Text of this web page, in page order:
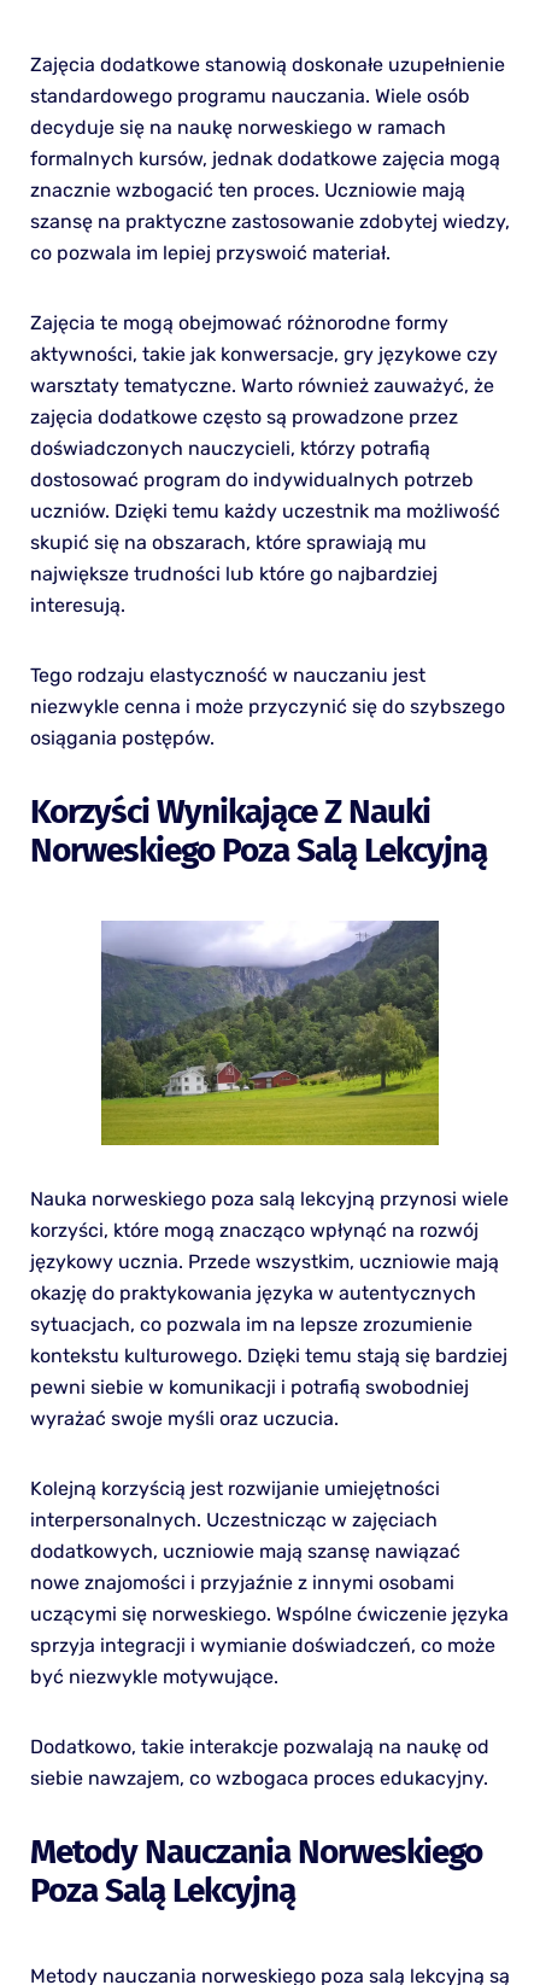
Zajęcia dodatkowe stanowią doskonałe uzupełnienie
standardowego programu nauczania. Wiele osób
decyduje się na naukę norweskiego w ramach
formalnych kursów, jednak dodatkowe zajęcia mogą
znacznie wzbogacić ten proces. Uczniowie mają
szansę na praktyczne zastosowanie zdobytej wiedzy,
co pozwala im lepiej przyswoić materiał.
Zajęcia te mogą obejmować różnorodne formy
aktywności, takie jak konwersacje, gry językowe czy
warsztaty tematyczne. Warto również zauważyć, że
zajęcia dodatkowe często są prowadzone przez
doświadczonych nauczycieli, którzy potrafią
dostosować program do indywidualnych potrzeb
uczniów. Dzięki temu każdy uczestnik ma możliwość
skupić się na obszarach, które sprawiają mu
największe trudności lub które go najbardziej
interesują.
Tego rodzaju elastyczność w nauczaniu jest
niezwykle cenna i może przyczynić się do szybszego
osiągania postępów.
Korzyści Wynikające Z Nauki
Norweskiego Poza Salą Lekcyjną
Nauka norweskiego poza salą lekcyjną przynosi wiele
korzyści, które mogą znacząco wpłynąć na rozwój
językowy ucznia. Przede wszystkim, uczniowie mają
okazję do praktykowania języka w autentycznych
sytuacjach, co pozwala im na lepsze zrozumienie
kontekstu kulturowego. Dzięki temu stają się bardziej
pewni siebie w komunikacji i potrafią swobodniej
wyrażać swoje myśli oraz uczucia.
Kolejną korzyścią jest rozwijanie umiejętności
interpersonalnych. Uczestnicząc w zajęciach
dodatkowych, uczniowie mają szansę nawiązać
nowe znajomości i przyjaźnie z innymi osobami
uczącymi się norweskiego. Wspólne ćwiczenie języka
sprzyja integracji i wymianie doświadczeń, co może
być niezwykle motywujące.
Dodatkowo, takie interakcje pozwalają na naukę od
siebie nawzajem, co wzbogaca proces edukacyjny.
Metody Nauczania Norweskiego
Poza Salą Lekcyjną
Metody nauczania norweskiego poza salą lekcyjną są